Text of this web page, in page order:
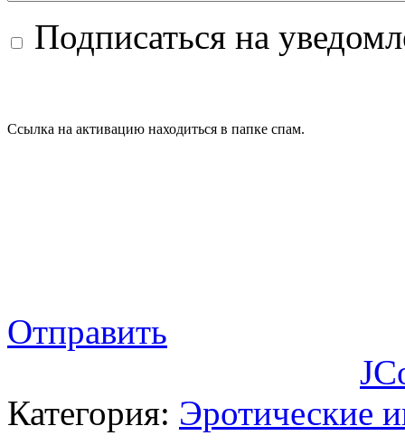
Подписаться на
Ссылка на активацию находиться в папке спам.
Отправить
Категория: Эротические